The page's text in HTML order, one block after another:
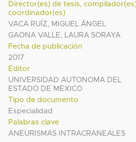
Director(es) de tesis,
coordinador(es)
VACA RUÍZ, MIGUEL ÁNGEL
GAONA VALLE, LAURA SORAYA
Fecha de publicación
2017
Editor
UNIVERSIDAD AUTONOMA DEL
ESTADO DE MEXICO
Tipo de documento
Especialidad
Palabras clave
ANEURISMAS INTRACRANEALES